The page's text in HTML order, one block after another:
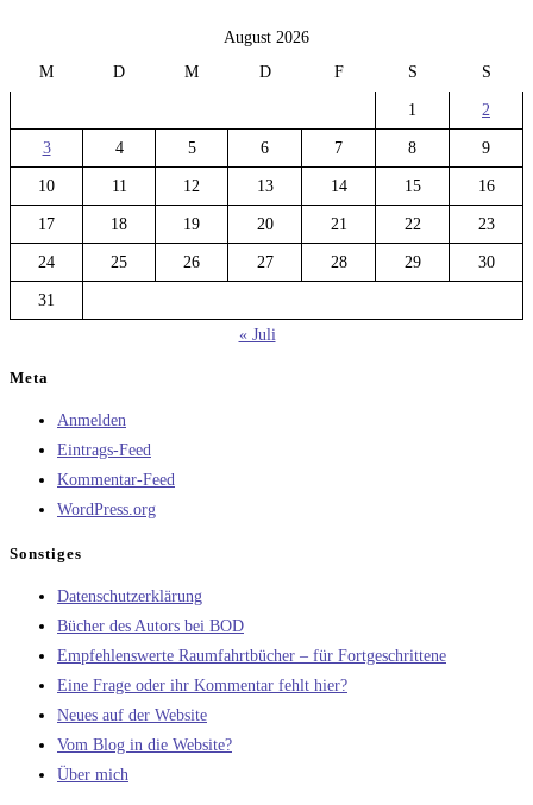
August 2026
M
D M D F S S
1 2
3 4 5 6 7 8 9
10 11 12 13 14 15 16
17 18 19 20 21 22 23
24 25 26 27 28 29 30
31
« Juli
Meta
Anmelden
Eintrags-Feed
Kommentar-Feed
WordPress.org
Sonstiges
Datenschutzerklärung
Bücher des Autors bei BOD
Empfehlenswerte Raumfahrtbücher – für Fortgeschrittene
Eine Frage oder ihr Kommentar fehlt hier?
Neues auf der Website
Vom Blog in die Website?
Über mich